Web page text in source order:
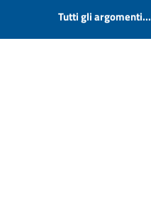
Tutti gli argomenti...